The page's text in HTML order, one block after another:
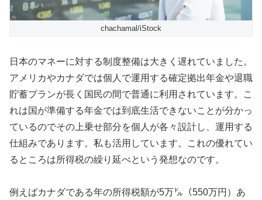
chachamal/iStock
日本のマネーに対する制度整備は大きく遅れていました。
アメリカやカナダでは個人で運用する確定拠出年金や退職
貯蓄プランが長く国民の間で普通に利用されています。こ
れは国が準備する年金では到底生活できないことが分かっ
ているのでその上乗せ部分を個人が各々設計し、運用する
仕組みであります。私も活用しています。これの優れてい
るところは所得税の繰り延べという発想なのです。
例えばカナダである年の所得税額が5万㌦（550万円）あ